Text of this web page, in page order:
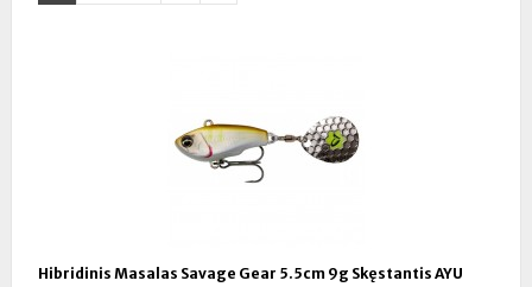
Hibridinis Masalas Savage Gear 5.5cm 9g Skęstantis AYU